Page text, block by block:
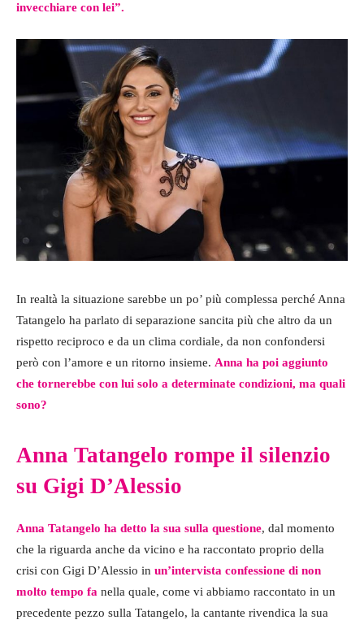
invecchiare con lei”.
In realtà la situazione sarebbe un po’ più complessa perché Anna
Tatangelo ha parlato di separazione sancita più che altro da un
rispetto reciproco e da un clima cordiale, da non confondersi
però con l’amore e un ritorno insieme. Anna ha poi aggiunto
che tornerebbe con lui solo a determinate condizioni, ma quali
sono?
Anna Tatangelo rompe il silenzio
su Gigi D’Alessio
Anna Tatangelo ha detto la sua sulla questione, dal momento
che la riguarda anche da vicino e ha raccontato proprio della
crisi con Gigi D’Alessio in un’intervista confessione di non
molto tempo fa nella quale, come vi abbiamo raccontato in un
precedente pezzo sulla Tatangelo, la cantante rivendica la sua